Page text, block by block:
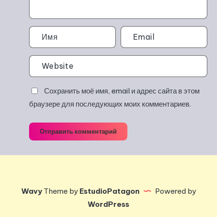
Сохранить моё имя, email и адрес сайта в этом
браузере для последующих моих комментариев.
Отправить комментарий
WavyTheme by EstudioPatagon
Powered by
WordPress